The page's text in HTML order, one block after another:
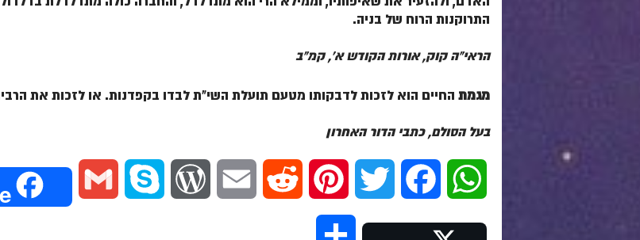
התרוקנות הרוח של בניה.
הראי"ה קוק, אורות הקודש א', קמ"ב
מגמת החיים הוא לזכות לדבקותו מטעם תועלת השי"ת לבדו בקפדנות. או לזכות את
בעל הסולם, כתבי הדור האחרון
w